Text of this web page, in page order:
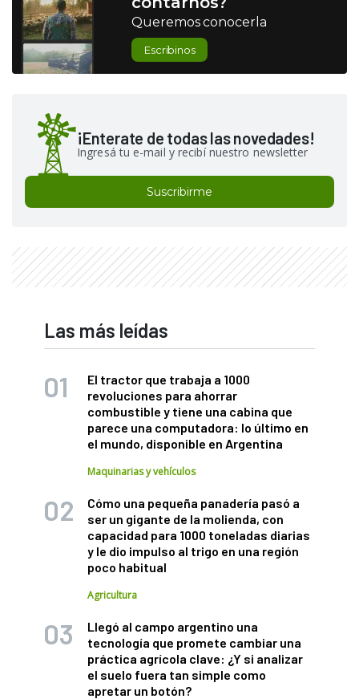
Queremos conocerla
Escribinos
¡Enterate de todas las novedades!
Ingresá tu e-mail y recibí nuestro newsletter
Suscribirme
Las más leídas
El tractor que trabaja a 1000
revoluciones para ahorrar
combustible y tiene una cabina que
parece una computadora: lo último en
el mundo, disponible en Argentina
Maquinarias y vehículos
Cómo una pequeña panadería pasó a
ser un gigante de la molienda, con
capacidad para 1000 toneladas diarias
y le dio impulso al trigo en una región
poco habitual
Agricultura
Llegó al campo argentino una
tecnología que promete cambiar una
práctica agrícola clave: ¿Y si analizar
el suelo fuera tan simple como
apretar un botón?